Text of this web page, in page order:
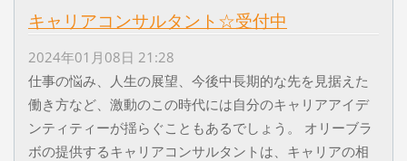
キャリアコンサルタント☆受付中
2024年01月08日 21:28
仕事の悩み、人生の展望、今後中長期的な先を見据えた
働き方など、激動のこの時代には自分のキャリアアイデ
ンティティーが揺らぐこともあるでしょう。 オリーブラ
ボの提供するキャリアコンサルタントは、キャリアの相